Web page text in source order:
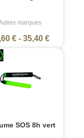
marques
€ -35,40 €
SOS 8h vert